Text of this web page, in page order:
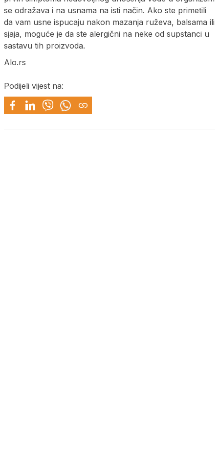
se odražava i na usnama na isti način. Ako ste primetili
da vam usne ispucaju nakon mazanja ruževa, balsama ili
sjaja, moguće je da ste alergični na neke od supstanci u
sastavu tih proizvoda.
Alo.rs
Podijeli vijest na: